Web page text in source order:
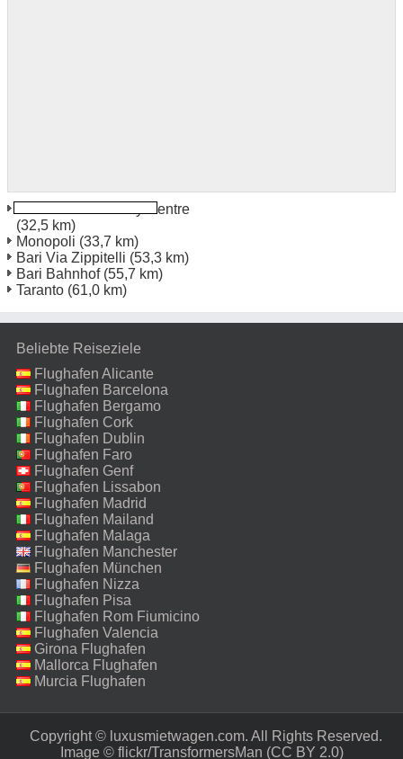
Giola Del Colle City Centre
(32,5 km)
Monopoli (33,7 km)
Bari Via Zippitelli (53,3 km)
Bari Bahnhof(55,7 km)
Taranto (61,0 km)
Beliebte Reiseziele
Flughafen Alicante
Flughafen Barcelona
Flughafen Bergamo
Flughafen Cork
Flughafen Dublin
Flughafen Faro
Flughafen Genf
Flughafen Lissabon
Flughafen Madrid
Flughafen Mailand
Malpensa
Flughafen Malaga
Flughafen Manchester
Flughafen München
Flughafen Nizza
Flughafen Pisa
Flughafen Rom Fiumicino
Flughafen Valencia
Girona Flughafen
Mallorca Flughafen
Murcia Flughafen
Copyright © luxusmietwagen.com. All Rights Reserved.‎
Image © flickr/TransformersMan (CC BY 2.0)‎